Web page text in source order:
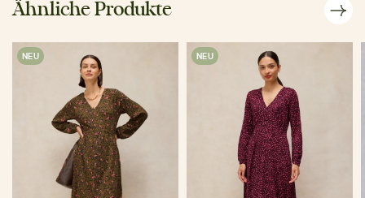
Ähnliche Produkte
NEU NEU